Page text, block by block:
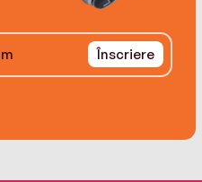
Înscriere